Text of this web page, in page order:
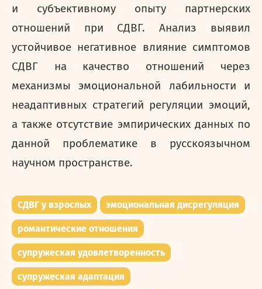
и субъективному опыту партнерских
отношений при СДВГ. Анализ выявил
устойчивое негативное влияние симптомов
СДВГ на качество отношений через
механизмы эмоциональной лабильности и
неадаптивных стратегий регуляции эмоций,
а также отсутствие эмпирических данных по
данной проблематике в русскоязычном
научном пространстве.
СДВГ у взрослых эмоциональная дисрегуляция
романтические отношения
супружеская удовлетворенность
супружеская адаптация